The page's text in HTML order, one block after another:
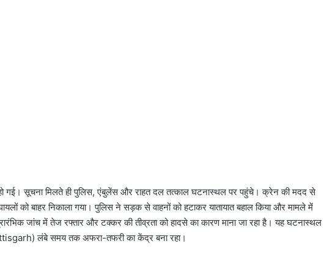
हो गई। सूचना मिलते ही पुलिस, एंबुलेंस और राहत दल तत्काल घटनास्थल पर पहुंचे। क्रेन की मदद से
को बाहर निकाला गया। पुलिस ने सड़क से वाहनों को हटाकर यातायात बहाल किया और मामले में
जांच में तेज रफ्तार और टक्कर की तीव्रता को हादसे का कारण माना जा रहा है। यह घटनास्थल
लंबे समय तक अफरा-तफरी का केंद्र बना रहा।